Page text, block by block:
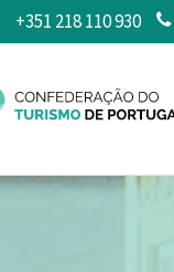
+351 218 110 930